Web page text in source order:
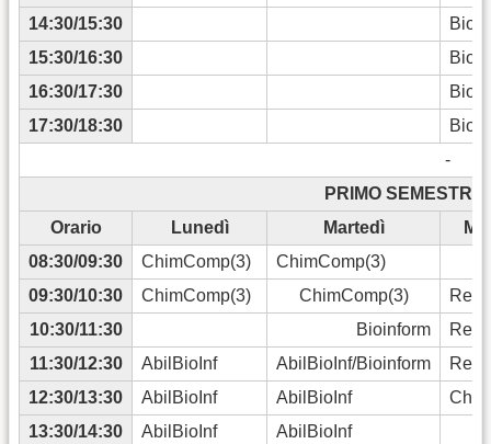
14:30/15:30
15:30/16:30
16:30/17:30
17:30/18:30
-
PRIMO SEMESTRE
Orario
Lunedì Martedì
08:30/09:30
ChimComp(3)
ChimComp(3)
09:30/10:30
ChimComp(3) ChimComp(3)
Reti
10:30/11:30
Bioinform
Reti
11:30/12:30
AbilBioInf AbilBioInf/Bioinform
Reti
12:30/13:30
AbilBioInf AbilBioInf
13:30/14:30
AbilBioInf
AbilBioInf